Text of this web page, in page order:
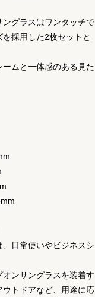
グラスはワンタッチで
採用した2枚セットと
ムと一体感のある見た
日常使いやビジネスシ
ンサングラスを装着す
トドアなど、用途に応